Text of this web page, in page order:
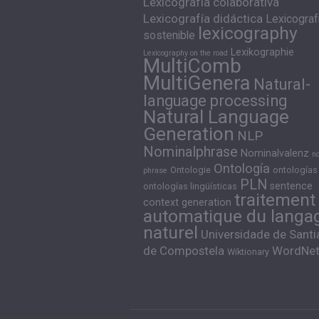
Lexicografía didáctica
sostenible lexicography
Lexicography on the road Lexikographie
MultiComb
MultiGenera Natural-
language processing
Natural Language
Generation NLP
Nominalphrase Nominalvalenz
phrase Ontologie Ontología ontologías
ontologías lingüísticas PLN sentence
context generation traitement
automatique du
naturel Universidade de
de Compostela Wiktionary WordNet